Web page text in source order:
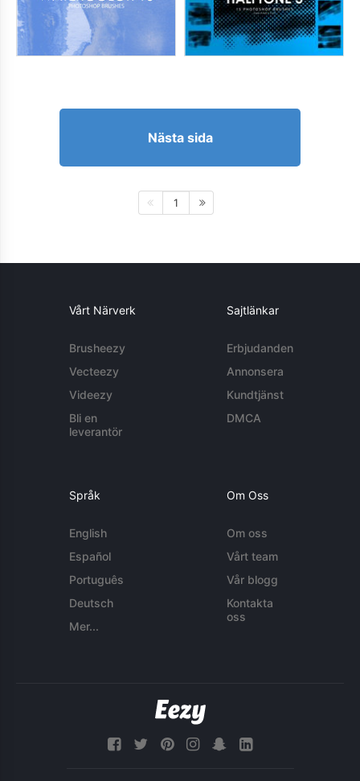
Nästa sida
1
Vårt Närverk
Brusheezy
Vecteezy
Videezy
Bli en
leverantör
Sajtlänkar
Erbjudanden
Annonsera
Kundtjänst
DMCA
Språk
English
Español
Português
Deutsch
Mer...
Om Oss
Om oss
Vårt team
Vår blogg
Kontakta
oss